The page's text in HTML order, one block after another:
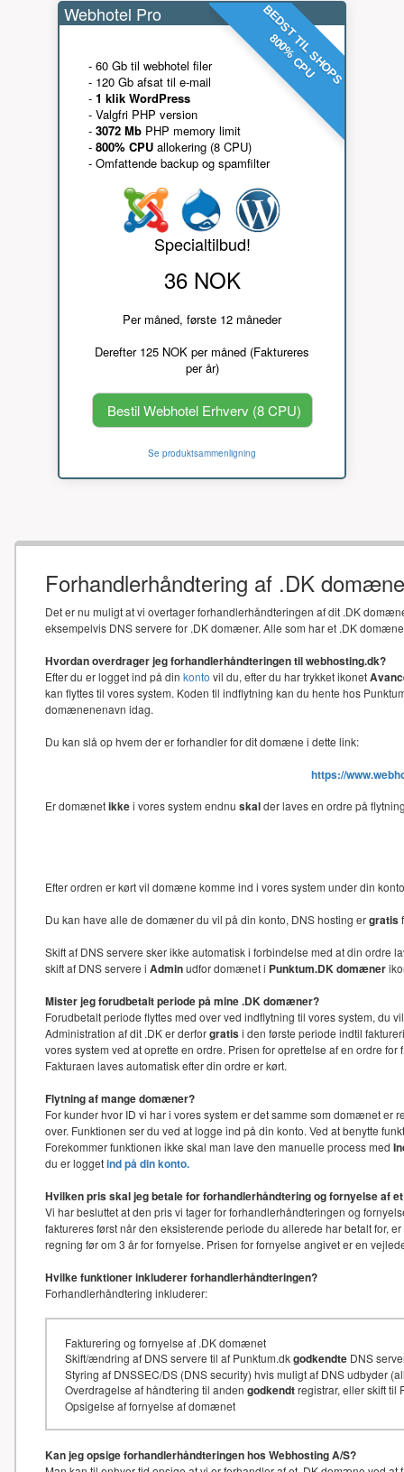
BEDST TIL SHOPS
800% CPU
Webhotel Pro
- 60 Gb til webhotel filer
- 120 Gb afsat til e-mail
- 1 klik WordPress
- Valgfri PHP version
- 3072 Mb PHP memory limit
- 800% CPU allokering (8 CPU)
- Omfattende backup og spamfilter
Specialtilbud!
36 NOK
Per måned, første 12 måneder
Derefter 125 NOK per måned (Faktureres
per år)
Bestil Webhotel Erhverv (8 CPU)
Se produktsammenligning
Forhandlerhåndtering af .DK
Det er nu muligt at vi overtager forhandlerhåndteringen af dit .DK
eksempelvis DNS servere for .DK domæner. Alle som har et .DK
Hvordan overdrager jeg forhandlerhåndteringen til webhosting.dk?
Efter du er logget ind på din konto vil du, efter du har trykket ikonet
kan flyttes til vores system. Koden til indflytning kan du hente hos
domænenenavn idag.
Du kan slå op hvem der er forhandler for dit domæne i dette link:
https://
Er domænetikkei vores system endnu skalder laves en ordre på
Efter ordren er kørt vil domæne komme ind i vores system under din
Du kan have alle de domæner du vil på din konto, DNS hosting ergratis
Skift af DNS servere sker ikke automatisk i forbindelse med at din
skift af DNS servere i Adminudfor domænet i Punktum.DK domæner
Mister jeg forudbetalt periode på mine .DK domæner?
Forudbetalt periode flyttes med over ved indflytning til vores system,
Administration af dit .DK er derforgratisi den første periode indtil
vores system ved at oprette en ordre. Prisen for oprettelse af en ordre
Fakturaen laves automatisk efter din ordre er kørt.
Flytning af mange domæner?
For kunder hvor ID vi har i vores system er det samme som domænet
over. Funktionen ser du ved at logge ind på din konto. Ved at benytte
Forekommer funktionen ikke skal man lave den manuelle process med
du er loggetind på din konto.
Hvilken pris skal jeg betale for forhandlerhåndtering og fornyelse af
Vi har besluttet at den pris vi tager for forhandlerhåndteringen og
faktureres først når den eksisterende periode du allerede har betalt for,
regning før om 3 år for fornyelse. Prisen for fornyelse angivet er en
Hvilke funktioner inkluderer forhandlerhåndteringen?
Forhandlerhåndtering inkluderer:
Fakturering og fornyelse af .DK domænet
Skift/ændring af DNS servere til af Punktum.dkgodkendte DNS
Styring af DNSSEC/DS (DNS security) hvis muligt af DNS udbyder
Overdragelse af håndtering til anden godkendtregistrar, eller skift til
Opsigelse af fornyelse af domænet
Kan jeg opsige forhandlerhåndteringen hos Webhosting A/S?